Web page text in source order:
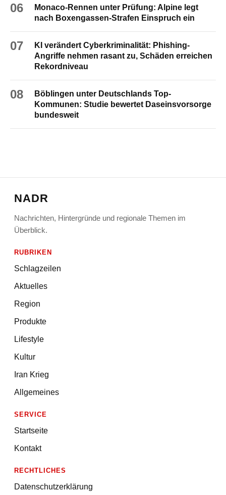
06
Monaco-Rennen unter Prüfung: Alpine legt
nach Boxengassen-Strafen Einspruch ein
07
KI verändert Cyberkriminalität: Phishing-
Angriffe nehmen rasant zu, Schäden erreichen
Rekordniveau
08
Böblingen unter Deutschlands Top-
Kommunen: Studie bewertet Daseinsvorsorge
bundesweit
NADR
Nachrichten, Hintergründe und regionale Themen im
Überblick.
RUBRIKEN
Schlagzeilen
Aktuelles
Region
Produkte
Lifestyle
Kultur
Iran Krieg
Allgemeines
SERVICE
Startseite
Kontakt
RECHTLICHES
Datenschutzerklärung